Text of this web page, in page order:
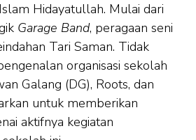
Hidayatullah. Mulai dari
Garage Band, peragaan seni
Tari Saman. Tidak
organisasi sekolah
Galang (DG), Roots, dan
untuk memberikan
aktifnya kegiatan